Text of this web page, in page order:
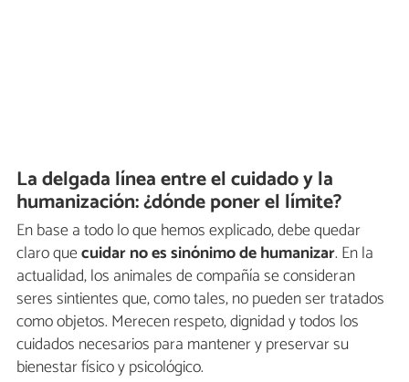
La delgada línea entre el cuidado y la
humanización: ¿dónde poner el límite?
En base a todo lo que hemos explicado, debe quedar
claro quecuidar no es sinónimo de humanizar. En la
actualidad, los animales de compañía se consideran
seres sintientes que, como tales, no pueden ser tratados
como objetos. Merecen respeto, dignidad y todos los
cuidados necesarios para mantener y preservar su
bienestar físico y psicológico.